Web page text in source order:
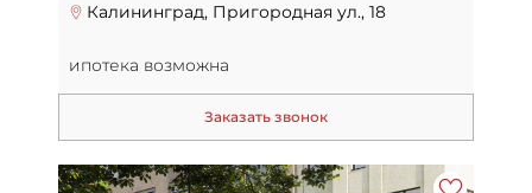
Калининград, Пригородная ул., 18
ипотека возможна
Заказать звонок